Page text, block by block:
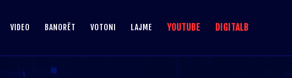
VIDEO BANORËT VOTONI LAJME YOUTUBE DIGITALB